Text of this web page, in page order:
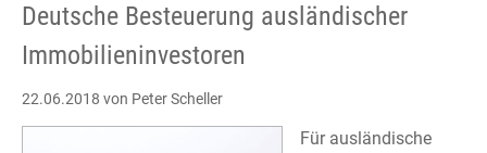
Deutsche Besteuerung ausländischer
Immobilieninvestoren
22.06.2018 von Peter Scheller
Für ausländische